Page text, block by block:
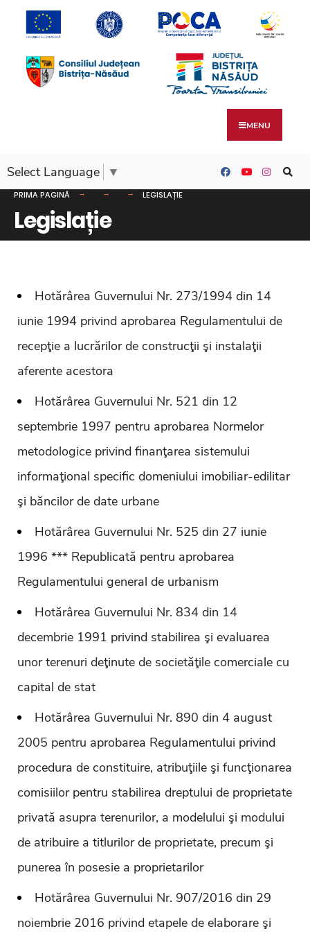
MENU
Select Language ▼
PRIMA PAGINĂ LEGISLAȚIE
Legislație
Hotărârea Guvernului Nr. 273/1994 din 14
iunie 1994 privind aprobarea Regulamentului de
recepţie a lucrărilor de construcţii şi instalaţii
aferente acestora
Hotărârea Guvernului Nr. 521 din 12
septembrie 1997 pentru aprobarea Normelor
metodologice privind finanţarea sistemului
informaţional specific domeniului imobiliar-edilitar
şi băncilor de date urbane
Hotărârea Guvernului Nr. 525 din 27 iunie
1996 *** Republicată pentru aprobarea
Regulamentului general de urbanism
Hotărârea Guvernului Nr. 834 din 14
decembrie 1991 privind stabilirea şi evaluarea
unor terenuri deţinute de societăţile comerciale cu
capital de stat
Hotărârea Guvernului Nr. 890 din 4 august
2005 pentru aprobarea Regulamentului privind
procedura de constituire, atribuţiile şi funcţionarea
comisiilor pentru stabilirea dreptului de proprietate
privată asupra terenurilor, a modelului şi modului
de atribuire a titlurilor de proprietate, precum şi
punerea în posesie a proprietarilor
Hotărârea Guvernului Nr. 907/2016 din 29
noiembrie 2016 privind etapele de elaborare şi